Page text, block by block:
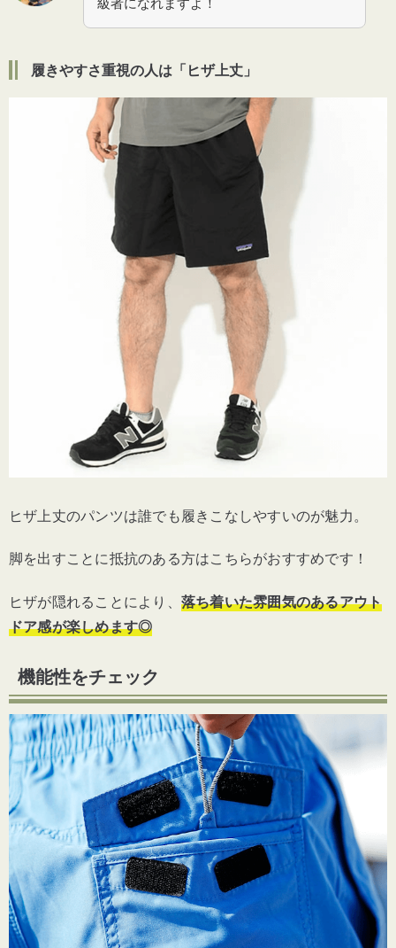
履きやすさ重視の人は「ヒザ上丈」
ヒザ上丈のパンツは誰でも履きこなしやすいのが魅力。
脚を出すことに抵抗のある方はこちらがおすすめです！
ヒザが隠れることにより、 落ち着いた雰囲気のあるアウト
ドア感が楽しめます◎
機能性をチェック